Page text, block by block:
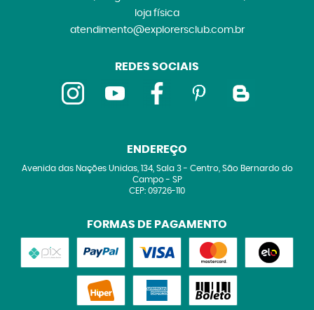
loja física
atendimento@explorersclub.com.br
REDES SOCIAIS
ENDEREÇO
Avenida das Nações Unidas, 134, Sala 3- Centro, São Bernardo do
Campo- SP
CEP: 09726-110
FORMAS DE PAGAMENTO